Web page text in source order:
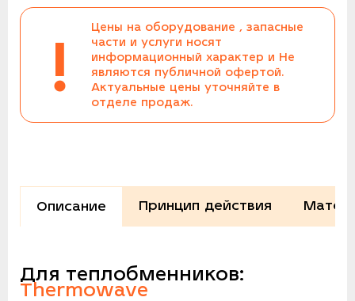
!
Цены на оборудование , запасные
части и услуги носят
информационный характер и Не
являются публичной офертой.
Актуальные цены уточняйте в
отделе продаж.
Описание Принцип действия
Для теплобменников:
Thermowave